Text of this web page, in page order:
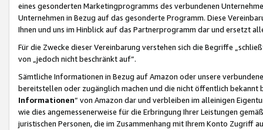
eines gesonderten Marketingprogramms des verbundenen
Unternehmen in Bezug auf das gesonderte Programm. Diese
Ihnen und uns im Hinblick auf das Partnerprogramm dar und ersetzt
Für die Zwecke dieser Vereinbarung verstehen sich die Begriffe
von „jedoch nicht beschränkt auf“.
Sämtliche Informationen in Bezug auf Amazon oder unsere
bereitstellen oder zugänglich machen und die nicht öffentlich
Informationen“ von Amazon dar und verbleiben im alleinigen
wie dies angemessenerweise für die Erbringung Ihrer Leistungen
juristischen Personen, die im Zusammenhang mit Ihrem Konto